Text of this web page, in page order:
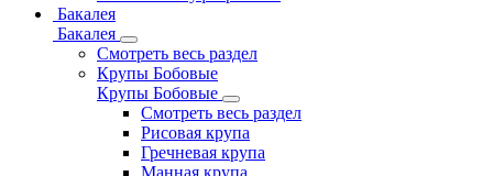
Бакалея
Бакалея
Смотреть весь раздел
Крупы Бобовые
Крупы Бобовые
Смотреть весь раздел
Рисовая крупа
Гречневая крупа
Манная крупа